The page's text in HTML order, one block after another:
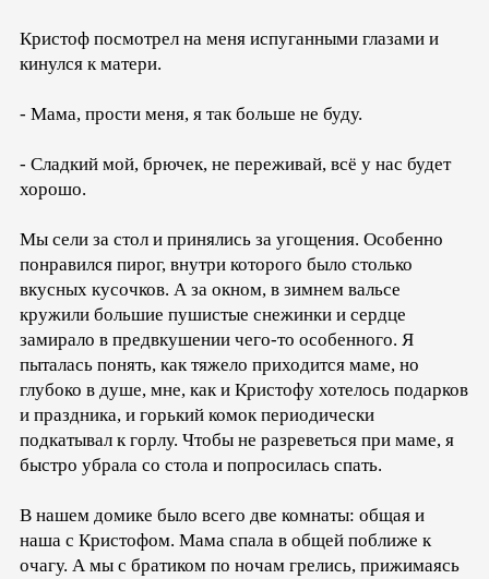
Кристоф посмотрел на меня испуганными глазами и
кинулся к матери.
- Мама, прости меня, я так больше не буду.
- Сладкий мой, брючек, не переживай, всё у нас будет
хорошо.
Мы сели за стол и принялись за угощения. Особенно
понравился пирог, внутри которого было столько
вкусных кусочков. А за окном, в зимнем вальсе
кружили большие пушистые снежинки и сердце
замирало в предвкушении чего-то особенного. Я
пыталась понять, как тяжело приходится маме, но
глубоко в душе, мне, как и Кристофу хотелось подарков
и праздника, и горький комок периодически
подкатывал к горлу. Чтобы не разреветься при маме, я
быстро убрала со стола и попросилась спать.
В нашем домике было всего две комнаты: общая и
наша с Кристофом. Мама спала в общей поближе к
очагу. А мы с братиком по ночам грелись, прижимаясь